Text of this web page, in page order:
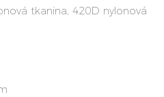
tkanina, 420D nylonová